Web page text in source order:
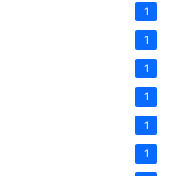
1
1
1
1
1
1